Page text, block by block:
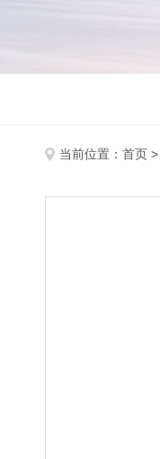
当前位置： 首页 >